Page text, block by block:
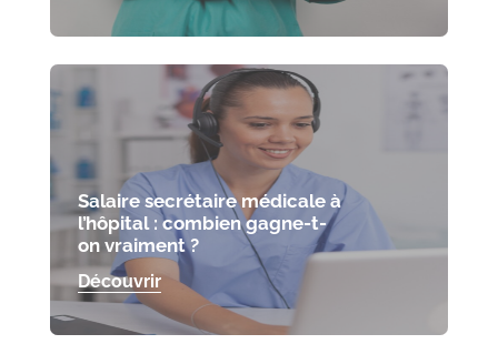
Salaire secrétaire médicale à
l’hôpital : combien gagne-t-
on vraiment ?
Découvrir